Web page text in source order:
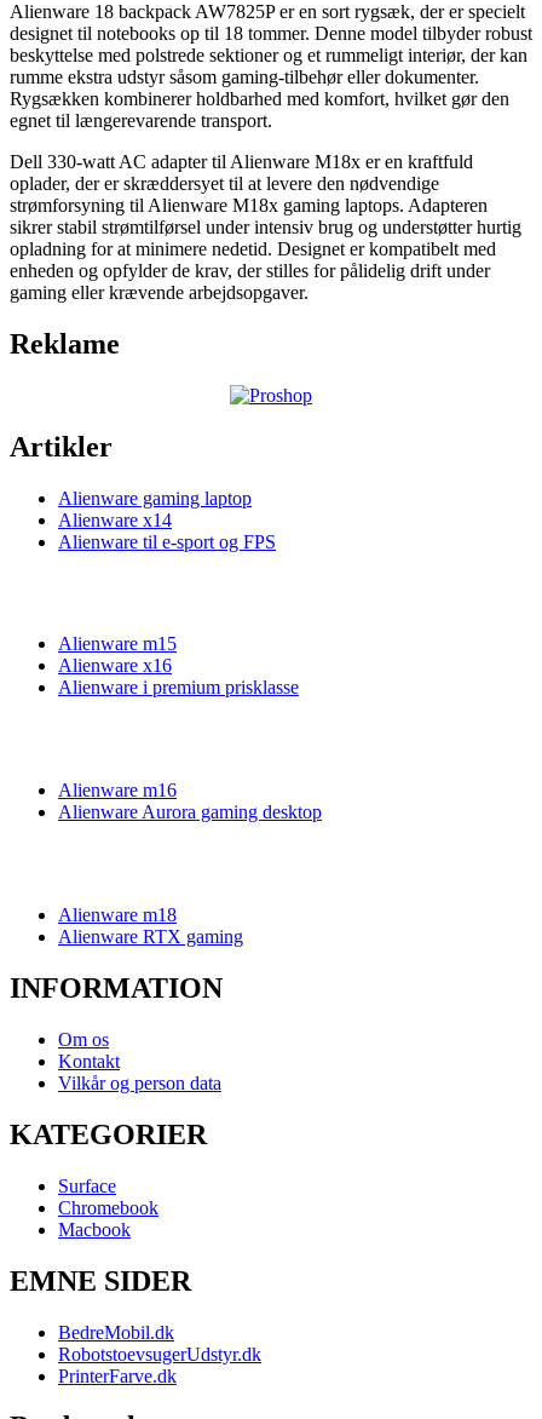
Alienware 18 backpack AW7825P er en sort rygsæk, der er specielt
designet til notebooks op til 18 tommer. Denne model tilbyder robust
beskyttelse med polstrede sektioner og et rummeligt interiør, der kan
rumme ekstra udstyr såsom gaming-tilbehør eller dokumenter.
Rygsækken kombinerer holdbarhed med komfort, hvilket gør den
egnet til længerevarende transport.
Dell 330-watt AC adapter til Alienware M18x er en kraftfuld
oplader, der er skræddersyet til at levere den nødvendige
strømforsyning til Alienware M18x gaming laptops. Adapteren
sikrer stabil strømtilførsel under intensiv brug og understøtter hurtig
opladning for at minimere nedetid. Designet er kompatibelt med
enheden og opfylder de krav, der stilles for pålidelig drift under
gaming eller krævende arbejdsopgaver.
Reklame
Artikler
Alienware gaming laptop
Alienware x14
Alienware til e-sport og FPS
Alienware m15
Alienware x16
Alienware i premium prisklasse
Alienware m16
Alienware Aurora gaming desktop
Alienware m18
Alienware RTX gaming
INFORMATION
Om os
Kontakt
Vilkår og person data
KATEGORIER
Surface
Chromebook
Macbook
EMNE SIDER
BedreMobil.dk
RobotstoevsugerUdstyr.dk
PrinterFarve.dk